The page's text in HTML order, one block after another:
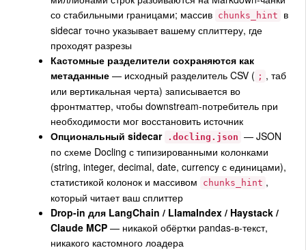
со стабильными границами; массив chunks_hint
в
sidecar точно указывает вашему сплиттеру, где
проходят разрезы
Кастомные разделители сохраняются как
метаданные — исходный разделитель CSV ( ; , таб
или вертикальная черта) записывается во
фронтматтер, чтобы downstream-потребитель при
необходимости мог восстановить источник
Опциональный sidecar .docling.json — JSON
по схеме Docling с типизированными колонками
(string, integer, decimal, date, currency с единицами),
статистикой колонок и массивом
chunks_hint ,
который читает ваш сплиттер
Drop-in для LangChain / LlamaIndex / Haystack /
Claude MCP — никакой обёртки pandas-в-текст,
никакого кастомного лоадера